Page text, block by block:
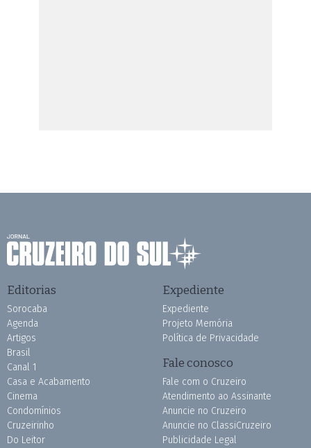
Editorias
Sorocaba
Agenda
Artigos
Brasil
Canal 1
Casa e Acabamento
Cinema
Condomínios
Cruzeirinho
Do Leitor
Expediente
Expediente
Projeto Memória
Política de Privacidade
Fale conosco
Fale com o Cruzeiro
Atendimento ao Assinante
Anuncie no Cruzeiro
Anuncie no ClassiCruzeiro
Publicidade Legal